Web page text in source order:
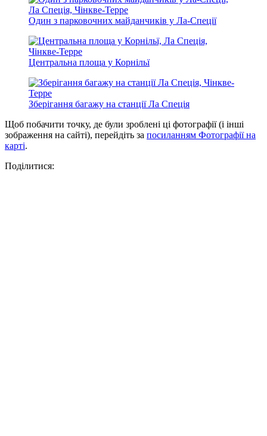
Один з парковочних майданчиків у Ла-Спеції
Центральна площа у Корнільї
Зберігання багажу на станції Ла Спеція
Щоб побачити точку, де були зроблені ці фотографії (і інші
зображення на сайті), перейдіть за посиланням Фотографії на
карті.
Поділитися: